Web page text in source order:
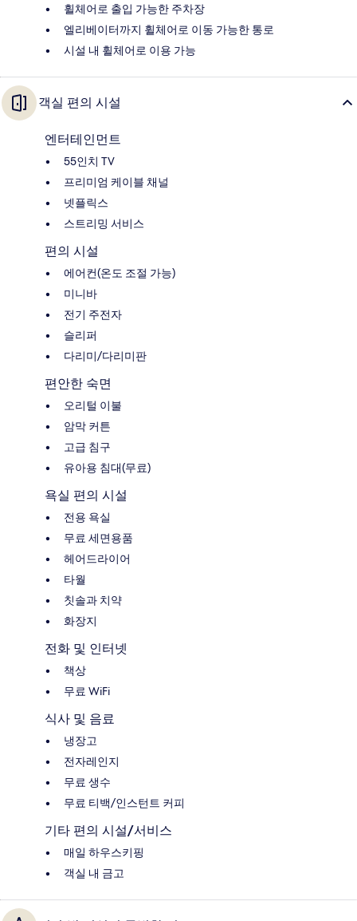
휠체어로 출입 가능한 주차장
엘리베이터까지 휠체어로 이동 가능한 통로
시설 내 휠체어로 이용 가능
객실 편의 시설
엔터테인먼트
55인치 TV
프리미엄 케이블 채널
넷플릭스
스트리밍 서비스
편의 시설
에어컨(온도 조절 가능)
미니바
전기 주전자
슬리퍼
다리미/다리미판
편안한 숙면
오리털 이불
암막 커튼
고급 침구
유아용 침대(무료)
욕실 편의 시설
전용 욕실
무료 세면용품
헤어드라이어
타월
칫솔과 치약
화장지
전화 및 인터넷
책상
무료 WiFi
식사 및 음료
냉장고
전자레인지
무료 생수
무료 티백/인스턴트 커피
기타 편의 시설/서비스
매일 하우스키핑
객실 내 금고